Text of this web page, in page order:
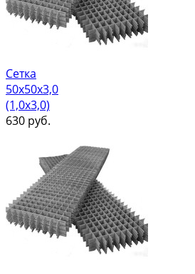
Сетка
50х50х3,0
(1,0х3,0)
630 руб.